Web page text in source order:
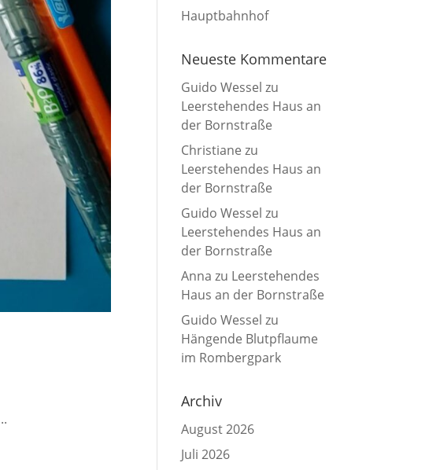
Hauptbahnhof
Neueste Kommentare
Guido Wessel zu
Leerstehendes Haus an
der Bornstraße
Christiane zu
Leerstehendes Haus an
der Bornstraße
Guido Wessel zu
Leerstehendes Haus an
der Bornstraße
Anna zu Leerstehendes
Haus an der Bornstraße
Guido Wessel zu
Hängende Blutpflaume
im Rombergpark
Archiv
August 2026
Juli 2026